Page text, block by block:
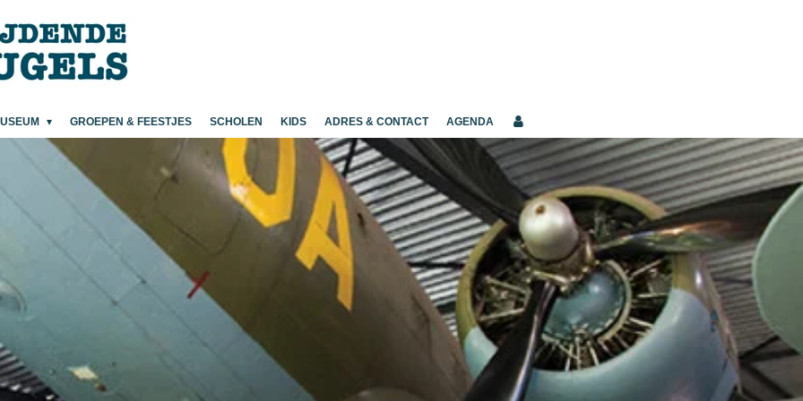
GROEPEN & FEESTJES SCHOLEN KIDS ADRES & CONTACT AGENDA